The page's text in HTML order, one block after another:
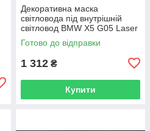
Декоративна маска
світловода під внутрішній
світловод BMW X5 G05 Laser
(2018-2023) дорест права
Готово до відправки
1 312 ₴
Купити